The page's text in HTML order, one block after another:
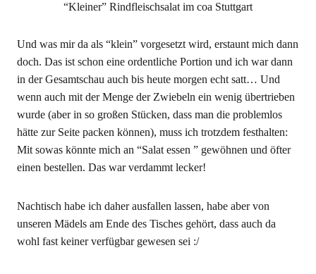
“Kleiner” Rindfleischsalat im coa Stuttgart
Und was mir da als “klein” vorgesetzt wird, erstaunt mich dann
doch. Das ist schon eine ordentliche Portion und ich war dann
in der Gesamtschau auch bis heute morgen echt satt… Und
wenn auch mit der Menge der Zwiebeln ein wenig übertrieben
wurde (aber in so großen Stücken, dass man die problemlos
hätte zur Seite packen können), muss ich trotzdem festhalten:
Mit sowas könnte mich an “Salat essen ” gewöhnen und öfter
einen bestellen. Das war verdammt lecker!
Nachtisch habe ich daher ausfallen lassen, habe aber von
unseren Mädels am Ende des Tisches gehört, dass auch da
wohl fast keiner verfügbar gewesen sei :/